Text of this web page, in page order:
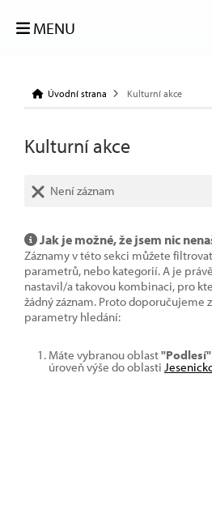
MENU
Úvodní strana Kulturní akce
Kulturní akce
Není záznam
Jak je možné, že jsem nic
Záznamy v této sekci můžete
parametrů, nebo kategorií. A je
nastavil/a takovou kombinaci, pro
žádný záznam. Proto doporučujeme
parametry hledání:
Máte vybranou oblast"Podlesí"
úroveň výše do oblasti